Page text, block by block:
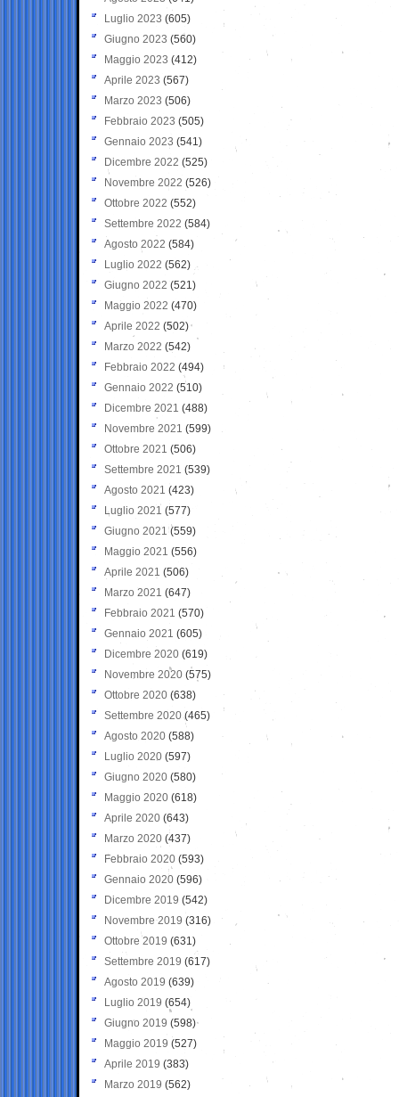
Luglio 2023 (605)
Giugno 2023 (560)
Maggio 2023 (412)
Aprile 2023 (567)
Marzo 2023 (506)
Febbraio 2023 (505)
Gennaio 2023 (541)
Dicembre 2022 (525)
Novembre 2022 (526)
Ottobre 2022 (552)
Settembre 2022 (584)
Agosto 2022 (584)
Luglio 2022 (562)
Giugno 2022 (521)
Maggio 2022 (470)
Aprile 2022 (502)
Marzo 2022 (542)
Febbraio 2022 (494)
Gennaio 2022 (510)
Dicembre 2021 (488)
Novembre 2021 (599)
Ottobre 2021 (506)
Settembre 2021 (539)
Agosto 2021 (423)
Luglio 2021 (577)
Giugno 2021(559)
Maggio 2021 (556)
Aprile 2021 (506)
Marzo 2021 (647)
Febbraio 2021 (570)
Gennaio 2021 (605)
Dicembre 2020 (619)
Novembre 2020 (575)
Ottobre 2020 (638)
Settembre 2020(465)
Agosto 2020 (588)
Luglio 2020 (597)
Giugno 2020 (580)
Maggio 2020 (618)
Aprile 2020 (643)
Marzo 2020 (437)
Febbraio 2020 (593)
Gennaio 2020 (596)
Dicembre 2019 (542)
Novembre 2019 (316)
Ottobre 2019 (631)
Settembre 2019 (617)
Agosto 2019 (639)
Luglio 2019 (654)
Giugno 2019 (598)
Maggio 2019 (527)
Aprile 2019 (383)
Marzo 2019 (562)